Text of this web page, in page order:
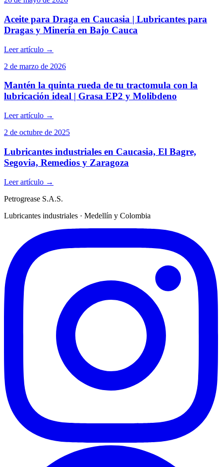
Aceite para Draga en Caucasia | Lubricantes para
Dragas y Minería en Bajo Cauca
Leer artículo →
2 de marzo de 2026
Mantén la quinta rueda de tu tractomula con la
lubricación ideal | Grasa EP2 y Molibdeno
Leer artículo →
2 de octubre de 2025
Lubricantes industriales en Caucasia, El Bagre,
Segovia, Remedios y Zaragoza
Leer artículo →
Petrogrease S.A.S.
Lubricantes industriales · Medellín y Colombia